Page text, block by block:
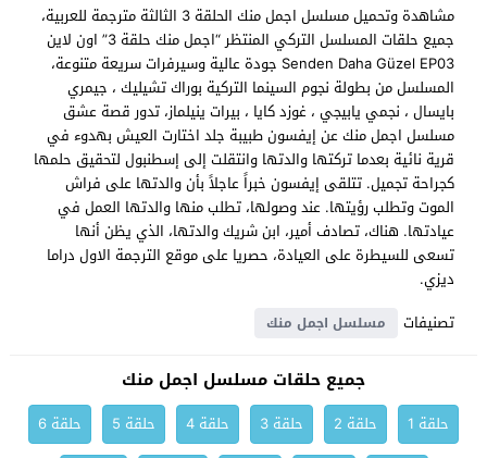
مشاهدة وتحميل مسلسل اجمل منك الحلقة 3 الثالثة مترجمة للعربية،
جميع حلقات المسلسل التركي المنتظر “اجمل منك حلقة 3” اون لاين
Senden Daha Güzel EP03 جودة عالية وسيرفرات سريعة متنوعة،
المسلسل من بطولة نجوم السينما التركية بوراك تشيليك ، جيمري
بايسال ، نجمي يابيجي ، غوزد كايا ، بيرات ينيلماز، تدور قصة عشق
مسلسل اجمل منك عن إيفسون طبيبة جلد اختارت العيش بهدوء في
قرية نائية بعدما تركتها والدتها وانتقلت إلى إسطنبول لتحقيق حلمها
كجراحة تجميل. تتلقى إيفسون خبراً عاجلاً بأن والدتها على فراش
الموت وتطلب رؤيتها. عند وصولها، تطلب منها والدتها العمل في
عيادتها. هناك، تصادف أمير، ابن شريك والدتها، الذي يظن أنها
تسعى للسيطرة على العيادة، حصريا على موقع الترجمة الاول دراما
ديزي.
تصنيفات
مسلسل اجمل منك
جميع حلقات مسلسل اجمل منك
حلقة 1 حلقة 2 حلقة 3 حلقة 4 حلقة 5
حلقة 6